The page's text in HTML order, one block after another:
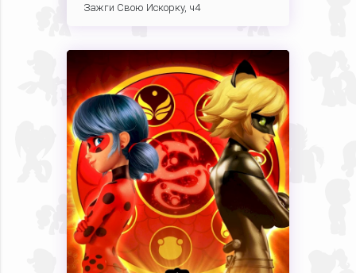
Зажги Свою Искорку, ч4